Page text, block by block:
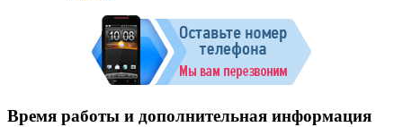
Время работы и дополнительная информация